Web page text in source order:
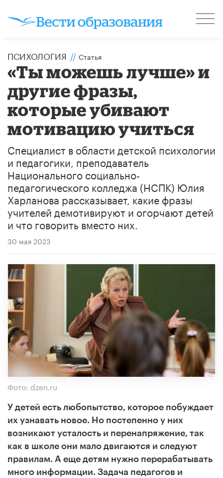
ПСИХОЛОГИЯ // Статья
«Ты можешь лучше» и
другие фразы,
которые убивают
мотивацию учиться
​Специалист в области детской психологии
и педагогики, преподаватель
Национального социально-
педагогического колледжа (НСПК) Юлия
Харланова рассказывает, какие фразы
учителей демотивируют и огорчают детей
и что говорить вместо них.
30 мая 2023
Фото: dzen.ru
У детей есть любопытство, которое побуждает
их узнавать новое. Но постепенно у них
возникают усталость и перенапряжение, так
как в школе они мало двигаются и следуют
правилам. А еще детям нужно перерабатывать
много информации. Задача педагогов и